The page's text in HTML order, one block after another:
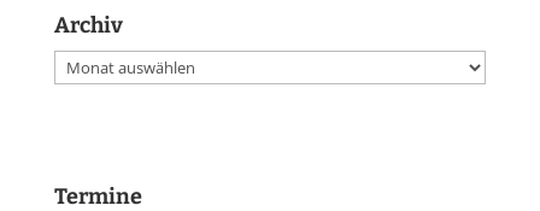
Archiv
Archiv
Termine